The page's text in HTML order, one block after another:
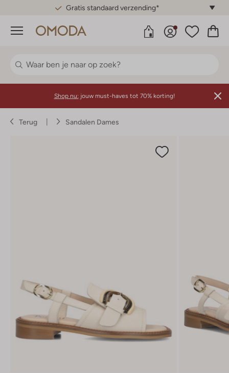
Gratis standaard verzending*
Menu
Shop nu: jouw must-haves tot 70% korting!
Terug Sandalen Dames